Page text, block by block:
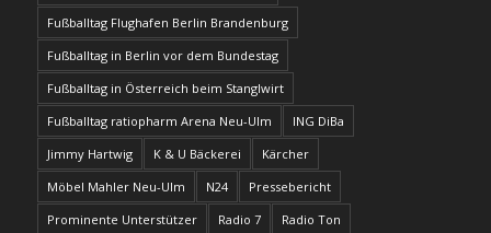
Fußballtag Flughafen Berlin Brandenburg
Fußballtag in Berlin vor dem Bundestag
Fußballtag in Österreich beim Stanglwirt
Fußballtag ratiopharm Arena Neu-Ulm
ING DiBa
Jimmy Hartwig
K & U Bäckerei
Kärcher
Möbel Mahler Neu-Ulm
N24
Pressebericht
Prominente Unterstützer
Radio 7
Radio Ton